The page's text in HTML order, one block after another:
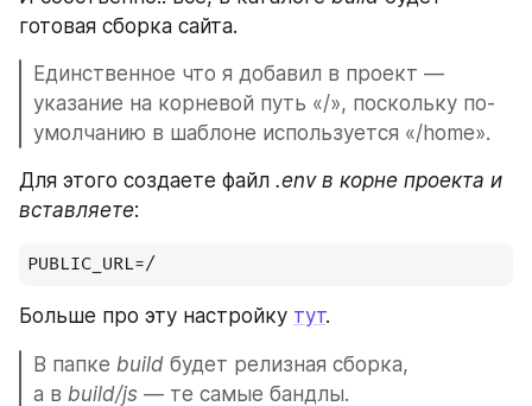
готовая сборка сайта.
Единственное что я добавил в проект —
указание на корневой путь «/», поскольку по-
умолчанию в шаблоне используется «/home».
Для этого создаете файл .env в корне проекта и
вставляете:
PUBLIC_URL=/
Больше про эту настройку тут.
В папке build будет релизная сборка,
а в build/js — те самые бандлы.